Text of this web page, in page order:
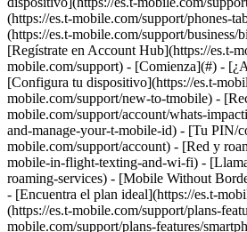
(https://es.t-mobile.com/support/phones-
(https://es.t-mobile.com/support/
[Regístrate en Account Hub](https://es.t-
mobile.com/support) - [Comienza](#) -
[Configura tu dispositivo](https://es.t-
mobile.com/support/new-to-tmobile) -
mobile.com/support/account/whats-
and-manage-your-t-mobile-id) - [Tu PIN/
mobile.com/support/account) - [Red y
mobile-in-flight-texting-and-wi-fi) -
roaming-services) - [Mobile Without
- [Encuentra el plan ideal](https://es.t-
(https://es.t-mobile.com/support/plans-
mobile.com/support/plans-features/